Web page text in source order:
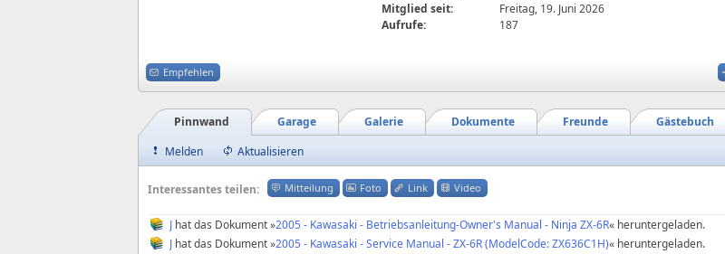
Mitglied seit:
Freitag, 19. Juni 2026
Aufrufe:
187
Empfehlen
Gästebuch
Freunde
Dokumente
Galerie
Garage
Pinnwand
Melden
Aktualisieren
Interessantes teilen: Mitteilung Foto Link Video
J hat das Dokument »2005 - Kawasaki - Betriebsanleitung-Owner's Manual - Ninja ZX-6R« heruntergeladen.
J hat das Dokument »2005 - Kawasaki - Service Manual - ZX-6R (ModelCode: ZX636C1H)« heruntergeladen.